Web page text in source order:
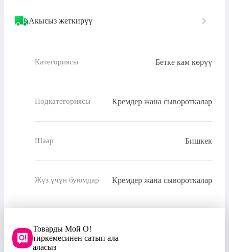
Акысыз жеткирүү
Категориясы Бетке кам көрүү
Подкатегориясы Кремдер жана сывороткалар
Шаар Бишкек
Жүз үчүн буюмдар Кремдер жана сывороткалар
Товарды Мой О!
тиркемесинен сатып ала
аласыз